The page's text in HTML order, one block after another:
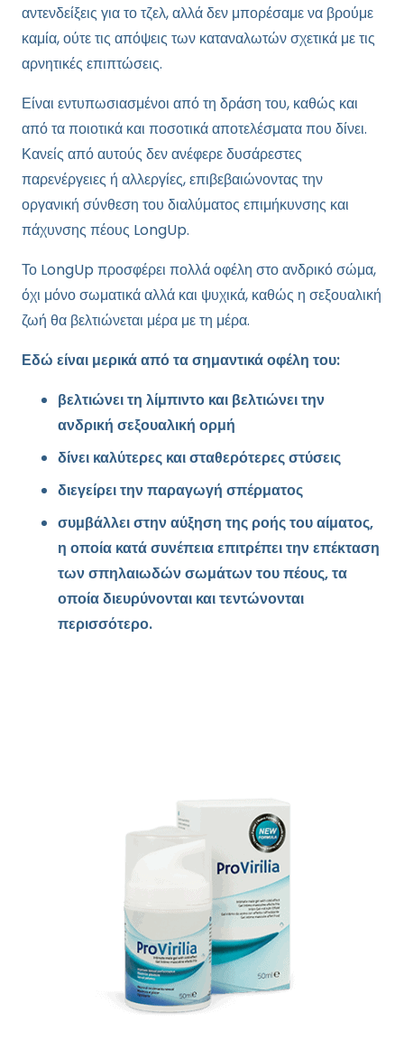
αντενδείξεις για το τζελ, αλλά δεν μπορέσαμε να βρούμε
καμία, ούτε τις απόψεις των καταναλωτών σχετικά με τις
αρνητικές επιπτώσεις.
Είναι εντυπωσιασμένοι από τη δράση του, καθώς και
από τα ποιοτικά και ποσοτικά αποτελέσματα που δίνει.
Κανείς από αυτούς δεν ανέφερε δυσάρεστες
παρενέργειες ή αλλεργίες, επιβεβαιώνοντας την
οργανική σύνθεση του διαλύματος επιμήκυνσης και
πάχυνσης πέους LongUp.
Το LongUp προσφέρει πολλά οφέλη στο ανδρικό σώμα,
όχι μόνο σωματικά αλλά και ψυχικά, καθώς η σεξουαλική
ζωή θα βελτιώνεται μέρα με τη μέρα.
Εδώ είναι μερικά από τα σημαντικά οφέλη του:
βελτιώνει τη λίμπιντο και βελτιώνει την
ανδρική σεξουαλική ορμή
δίνει καλύτερες και σταθερότερες στύσεις
διεγείρει την παραγωγή σπέρματος
συμβάλλει στην αύξηση της ροής του αίματος,
η οποία κατά συνέπεια επιτρέπει την επέκταση
των σπηλαιωδών σωμάτων του πέους, τα
οποία διευρύνονται και τεντώνονται
περισσότερο.